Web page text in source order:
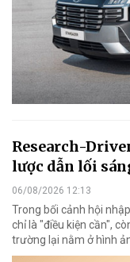
Research-
lược dẫn lối
06/08/2026 12:13
Trong bối cảnh hội
chỉ là "điều kiện cần",
trường lại nằm ở hình